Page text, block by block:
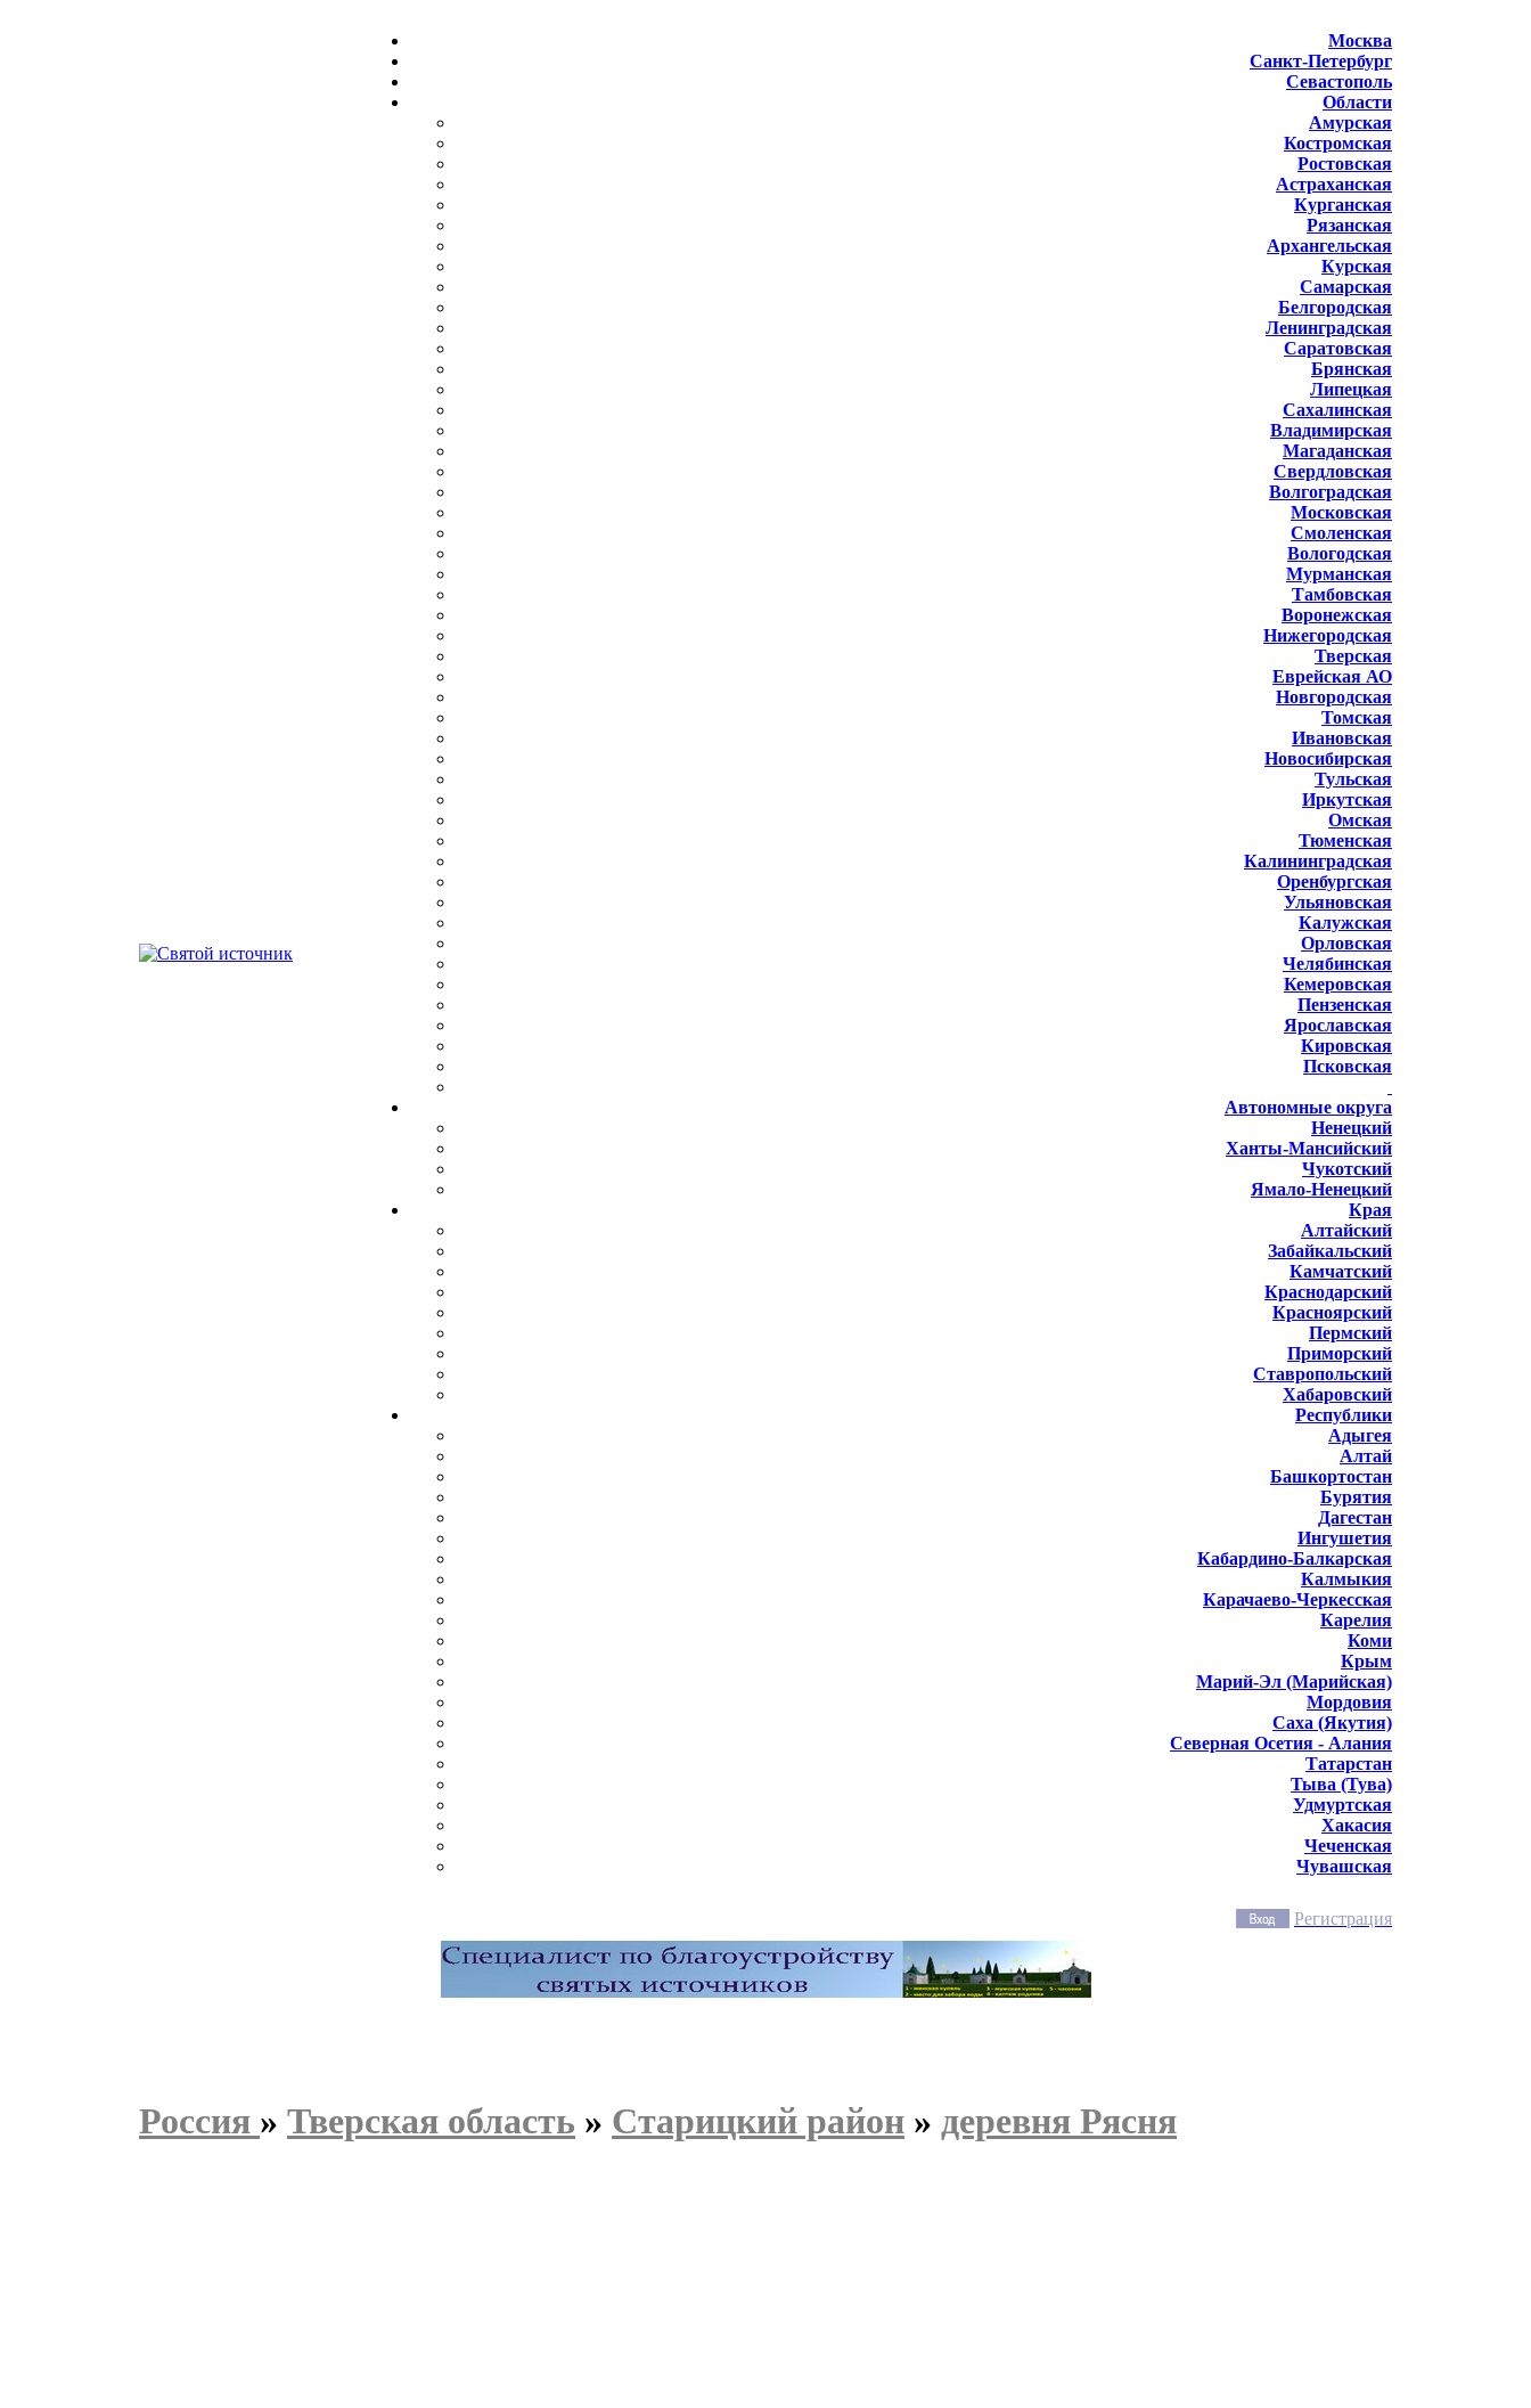
Москва
Санкт-Петербург
Севастополь
Области
Амурская
Костромская
Ростовская
Астраханская
Курганская
Рязанская
Архангельская
Курская
Самарская
Белгородская
Ленинградская
Саратовская
Брянская
Липецкая
Сахалинская
Владимирская
Магаданская
Свердловская
Волгоградская
Московская
Смоленская
Вологодская
Мурманская
Тамбовская
Воронежская
Нижегородская
Тверская
Еврейская АО
Новгородская
Томская
Ивановская
Новосибирская
Тульская
Иркутская
Омская
Тюменская
Калининградская
Оренбургская
Ульяновская
Калужская
Орловская
Челябинская
Кемеровская
Пензенская
Ярославская
Кировская
Псковская
Автономные округа
Ненецкий
Ханты-Мансийский
Чукотский
Ямало-Ненецкий
Края
Алтайский
Забайкальский
Камчатский
Краснодарский
Красноярский
Пермский
Приморский
Ставропольский
Хабаровский
Республики
Адыгея
Алтай
Башкортостан
Бурятия
Дагестан
Ингушетия
Кабардино-Балкарская
Калмыкия
Карачаево-Черкесская
Карелия
Коми
Крым
Марий-Эл (Марийская)
Мордовия
Саха (Якутия)
Северная Осетия - Алания
Татарстан
Тыва (Тува)
Удмуртская
Хакасия
Чеченская
Чувашская
Регистрация
Россия » Тверская область » Старицкий район » деревня Рясня